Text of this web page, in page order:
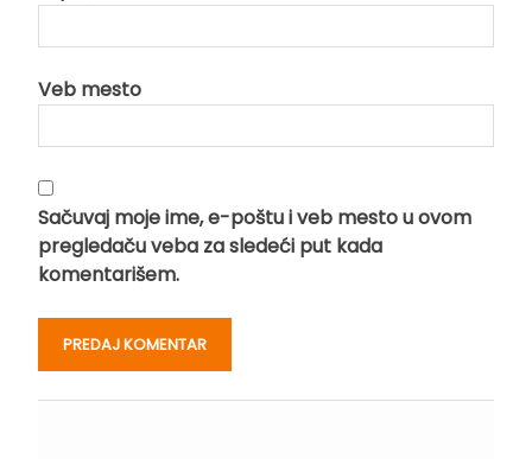
Veb mesto
Sačuvaj moje ime, e-poštu i veb mesto u ovom
pregledaču veba za sledeći put kada
komentarišem.